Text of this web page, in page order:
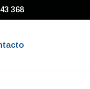
368